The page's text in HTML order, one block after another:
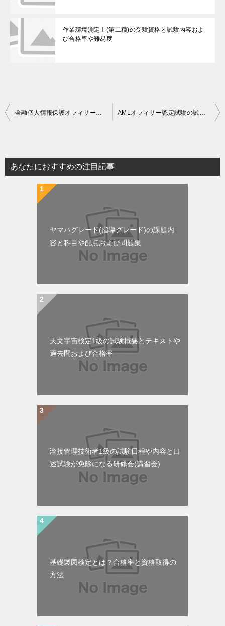
作業環境測定士(第二種)の受験資格と試験内容およ
び合格率や難易度
投
ビ
ゲ
金融個人情報保護オフィサー２級認定試験の概要と難易度や合格率 AMLオフィサー認定試験の試験内容と独学用のテキストと問題集
あなたにおすすめの注目記事
ヤマハグレード(指導グレード)の課題内
容と科目や配点および問題集
天文宇宙検定1級の試験概要とテキストや
過去問および合格率
溶接管理技術者1級の試験日程や内容と口
述試験が免除になる研修会(講習会)
基礎製図検定とは？合格率と資格取得の
方法